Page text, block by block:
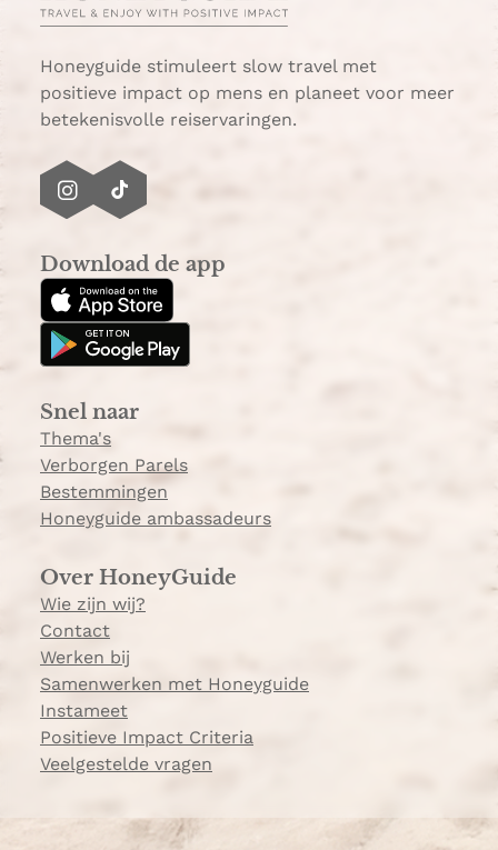
A
p
l
Honeyguide stimuleert slow travel met
positieve impact op mens en planeet voor meer
betekenisvolle reiservaringen.
I
t
a
g
r
m
T
T
o
k
Download de app
Snel naar
Thema's
Verborgen Parels
Bestemmingen
Honeyguide ambassadeurs
Over HoneyGuide
Wie zijn wij?
Contact
Werken bij
Samenwerken met Honeyguide
Instameet
Positieve Impact Criteria
Veelgestelde vragen